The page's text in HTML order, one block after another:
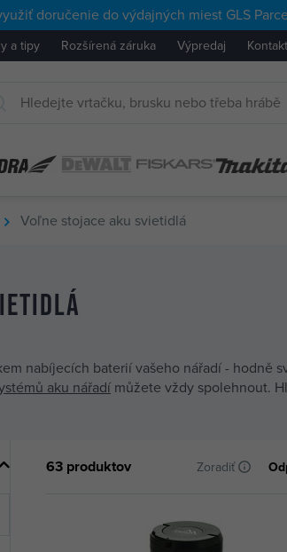
doručenie do výdajných miest GLS
a tipy Rozšírená záruka Výpredaj Kontakt
Voľne stojace aku svietidlá
nabíjecích baterií vašeho nářadí -
aku nářadí můžete vždy spolehnout.
Zoradiť
63 produktov